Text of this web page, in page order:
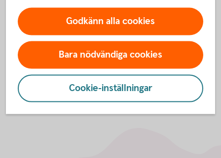
Går det ta ut pengar när som helst?
Kan jag handla online i Kapitalspar Depå?
Godkänn alla cookies
Bara nödvändiga cookies
Cookie-inställningar